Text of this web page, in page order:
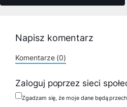
Napisz komentarz
Komentarze (0)
Zaloguj poprzez sieci
Zgadzam się, że moje dane będą